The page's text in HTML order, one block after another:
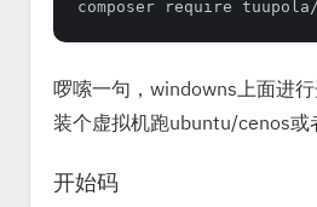
啰嗦一句，windowns上面进
装个虚拟机跑ubuntu/cenos或
开始码